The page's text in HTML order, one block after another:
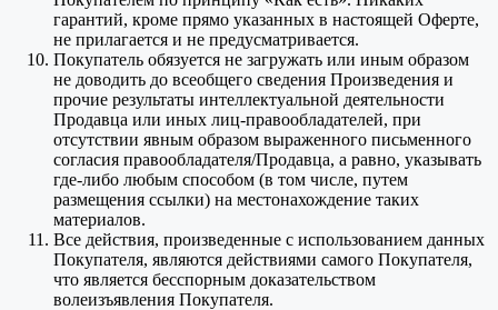
гарантий, кроме прямо указанных в настоящей Оферте,
не прилагается и не предусматривается.
Покупатель обязуется не загружать или иным образом
не доводить до всеобщего сведения Произведения и
прочие результаты интеллектуальной деятельности
Продавца или иных лиц-правообладателей, при
отсутствии явным образом выраженного письменного
согласия правообладателя/Продавца, а равно, указывать
где-либо любым способом (в том числе, путем
размещения ссылки) на местонахождение таких
материалов.
Все действия, произведенные с использованием данных
Покупателя, являются действиями самого Покупателя,
что является бесспорным доказательством
волеизъявления Покупателя.